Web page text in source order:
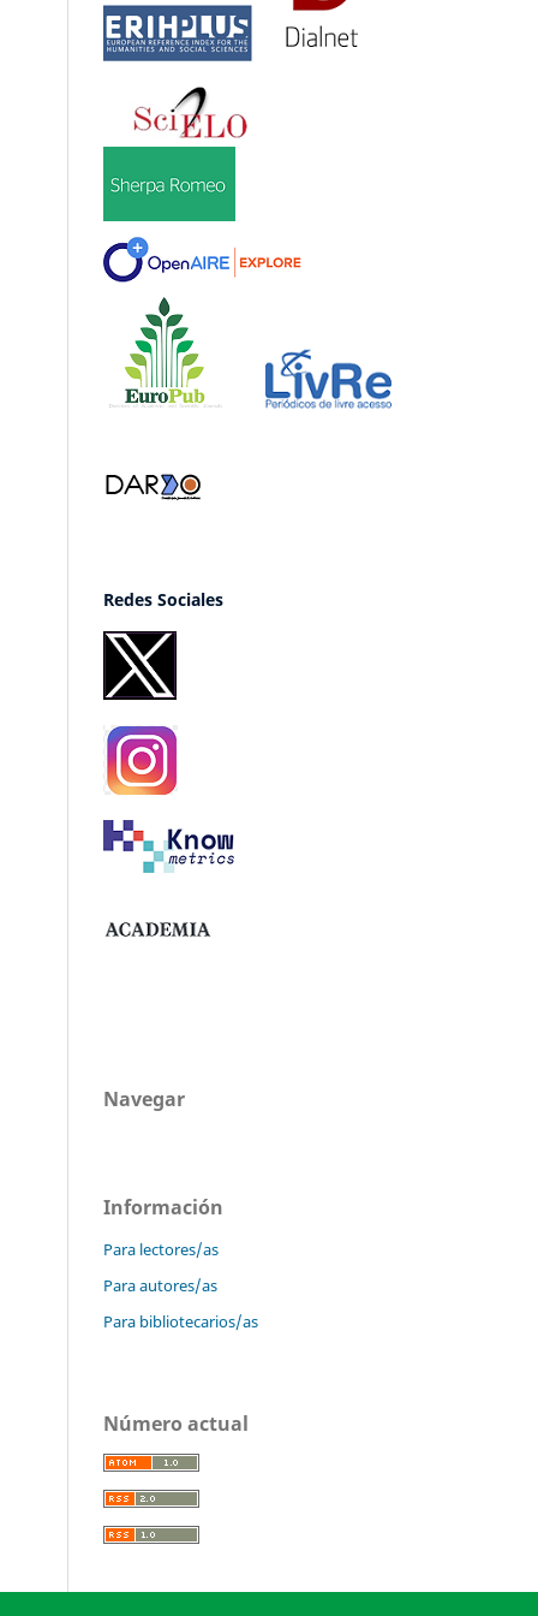
Redes Sociales
Navegar
Información
Para lectores/as
Para autores/as
Para bibliotecarios/as
Número actual